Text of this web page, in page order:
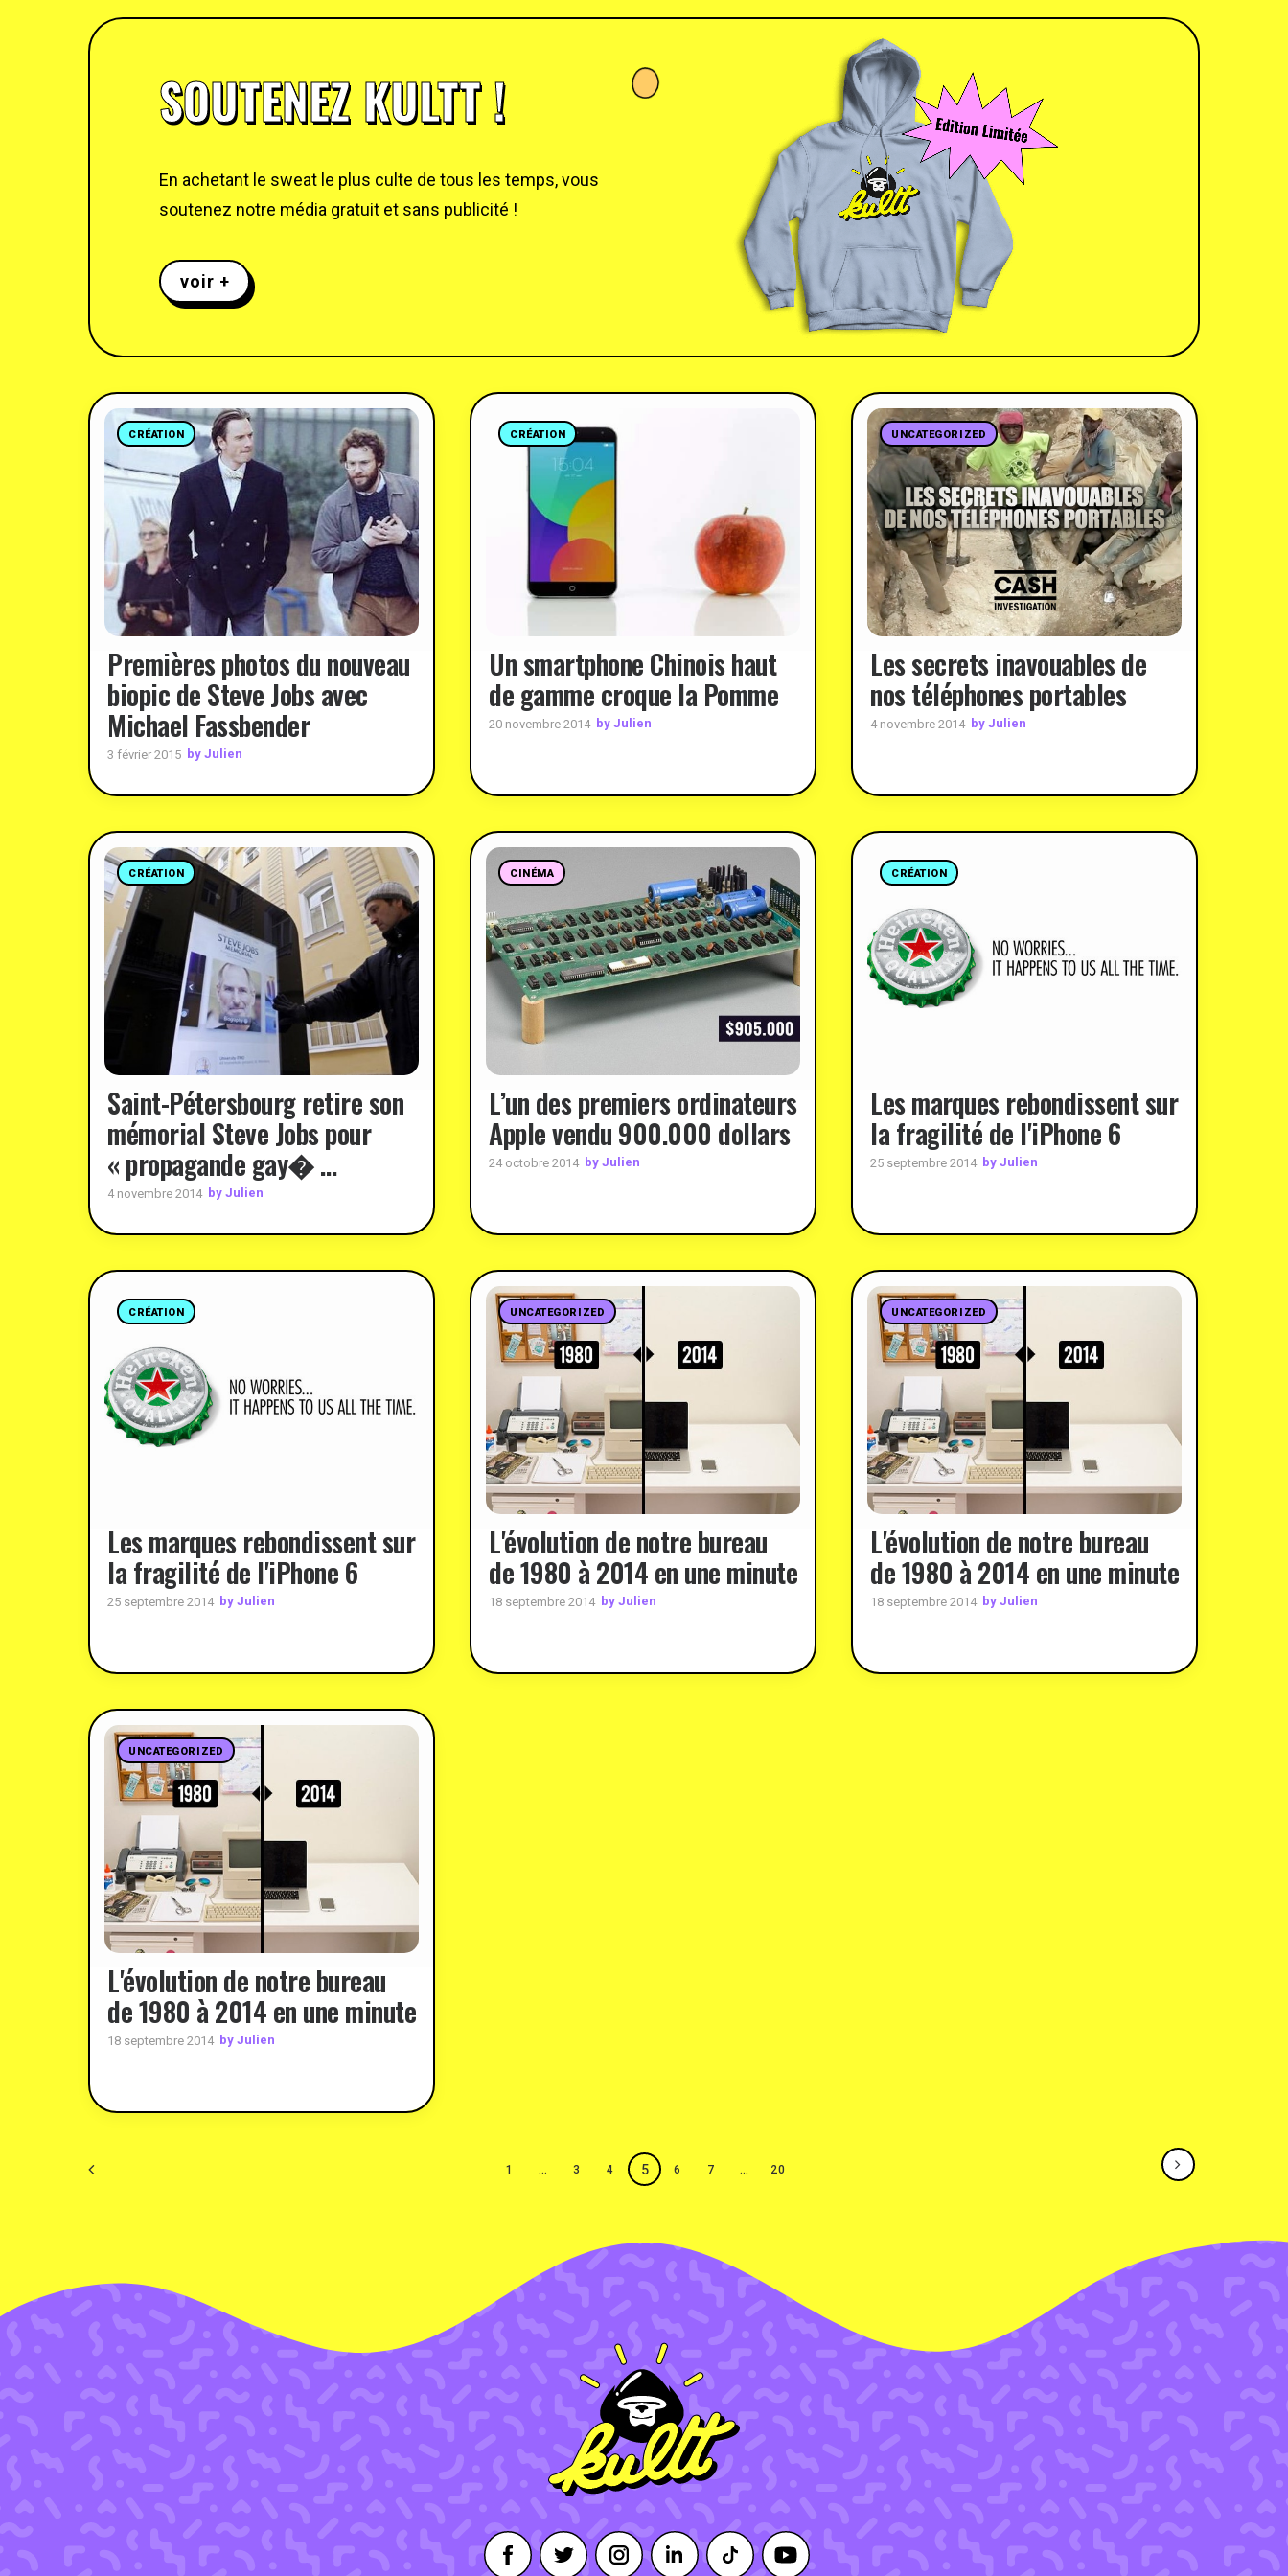
SOUTENEZ KULTT !
En achetant le sweat le plus culte de tous les temps, vous
soutenez notre média gratuit et sans publicité !
voir +
CRÉATION
Premières photos du nouveau
biopic de Steve Jobs avec
Michael Fassbender
3 février 2015 by Julien
CRÉATION
Un smartphone Chinois haut
de gamme croque la Pomme
20 novembre 2014 by Julien
UNCATEGORIZED
Les secrets inavouables de
nos téléphones portables
4 novembre 2014 by Julien
CRÉATION
Saint-Pétersbourg retire son
mémorial Steve Jobs pour
« propagande gay� …
4 novembre 2014 by Julien
CINÉMA
L’un des premiers ordinateurs
Apple vendu 900.000 dollars
24 octobre 2014 by Julien
CRÉATION
Les marques rebondissent sur
la fragilité de l'iPhone 6
25 septembre 2014 by Julien
CRÉATION
Les marques rebondissent sur
la fragilité de l'iPhone 6
25 septembre 2014 by Julien
UNCATEGORIZED
L'évolution de notre bureau
de 1980 à 2014 en une minute
18 septembre 2014 by Julien
UNCATEGORIZED
L'évolution de notre bureau
de 1980 à 2014 en une minute
18 septembre 2014 by Julien
UNCATEGORIZED
L'évolution de notre bureau
de 1980 à 2014 en une minute
18 septembre 2014 by Julien
1 … 3 4 5 6 7 … 20